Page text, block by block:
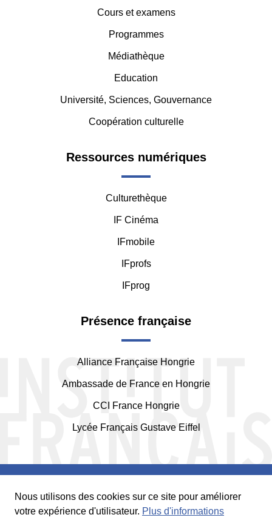
Cours et examens
Programmes
Médiathèque
Education
Université, Sciences, Gouvernance
Coopération culturelle
Ressources numériques
Culturethèque
IF Cinéma
IFmobile
IFprofs
IFprog
Présence française
Alliance Française Hongrie
Ambassade de France en Hongrie
CCI France Hongrie
Lycée Français Gustave Eiffel
Nous utilisons des cookies sur ce site pour améliorer
votre expérience d'utilisateur. Plus d'informations